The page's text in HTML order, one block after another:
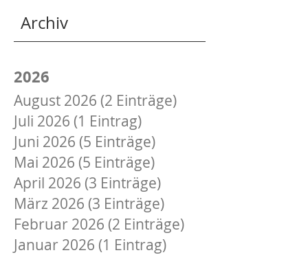
Archiv
2026
August 2026 (2 Einträge)
Juli 2026 (1 Eintrag)
Juni 2026 (5 Einträge)
Mai 2026 (5 Einträge)
April 2026 (3 Einträge)
März 2026 (3 Einträge)
Februar 2026 (2 Einträge)
Januar 2026 (1 Eintrag)